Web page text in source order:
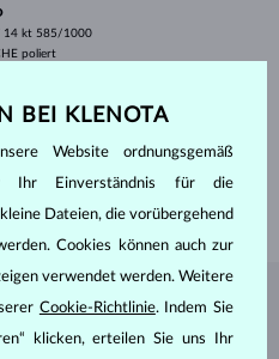
14 kt 585/1000
poliert
KLENOTA ATELIER
BEI KLENOTA
Website ordnungsgemäß
Ihr Einverständnis für die
Dateien, die vorübergehend
Cookies können auch zur
verwendet werden. Weitere
Cookie-Richtlinie. Indem Sie
klicken, erteilen Sie uns Ihr